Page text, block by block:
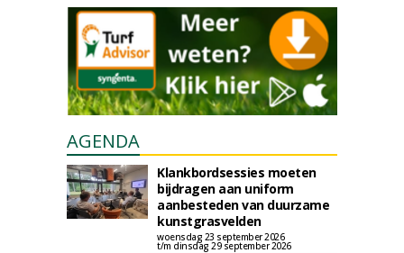
AGENDA
Klankbordsessies moeten
bijdragen aan uniform
aanbesteden van duurzame
kunstgrasvelden
woensdag 23 september 2026
t/m dinsdag 29 september 2026